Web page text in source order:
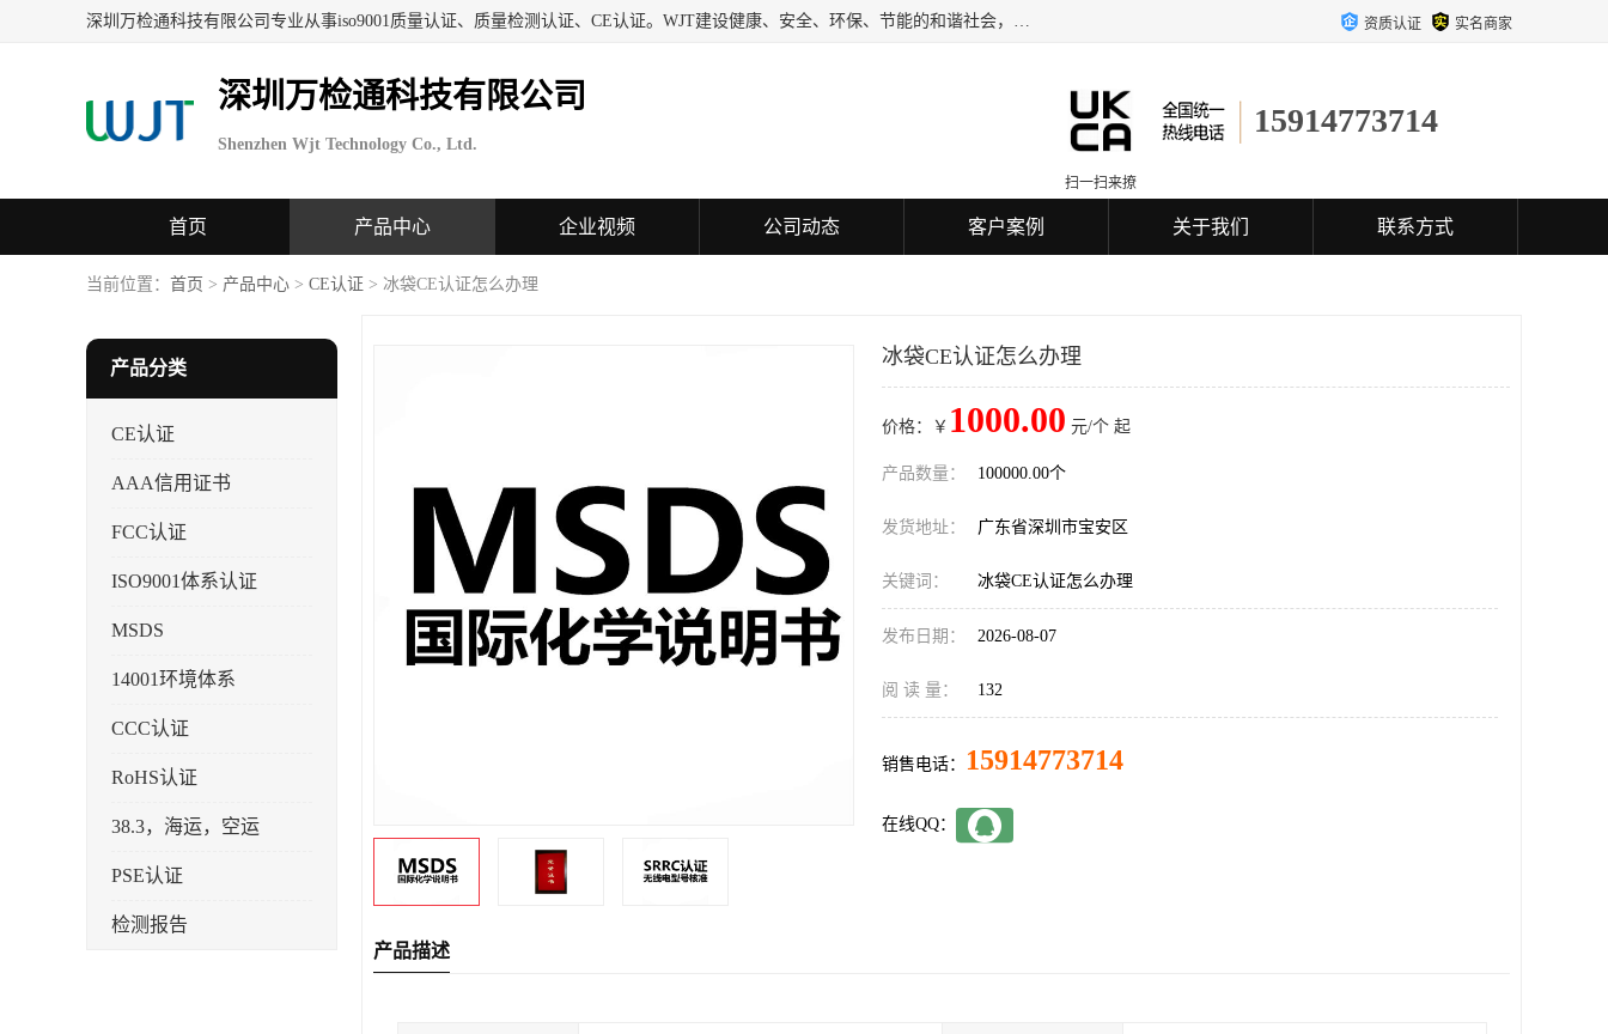
深圳万检通科技有限公司专业从事iso9001质量认证、质量检测认证、CE认证。WJT建设健康、安全、环保、节能的和谐社会，力图在检验、鉴定、测试及认证领域成为受人信赖的机构。 资质认证 实名商家
深圳万检通科技有限公司
Shenzhen Wjt Technology Co., Ltd.
15914773714
扫一扫来撩
首页 产品中心 企业视频 公司动态 客户案例 关于我们 联系方式
当前位置： 首页 > 产品中心 > CE认证 > 冰袋CE认证怎么办理
产品分类
CE认证
AAA信用证书
FCC认证
ISO9001体系认证
MSDS
14001环境体系
CCC认证
RoHS认证
38.3，海运，空运
PSE认证
检测报告
冰袋CE认证怎么办理
价格：￥ 1000.00 元/个 起
产品数量： 100000.00个
发货地址： 广东省深圳市宝安区
关键词： 冰袋CE认证怎么办理
发布日期： 2026-08-07
阅 读 量： 132
销售电话： 15914773714
在线QQ：
产品描述